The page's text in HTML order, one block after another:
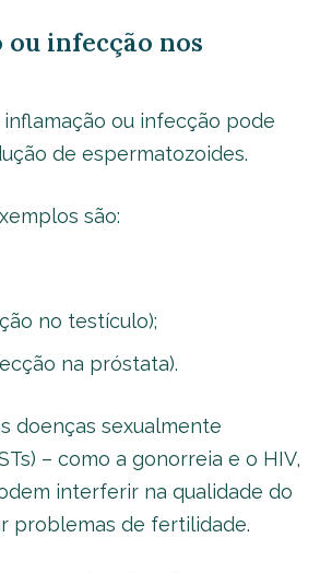
ou infecção nos
ou infecção pode
de espermatozoides.
são:
no testículo);
na próstata).
doenças sexualmente
– como a gonorreia e o HIV,
interferir na qualidade do
problemas de fertilidade.